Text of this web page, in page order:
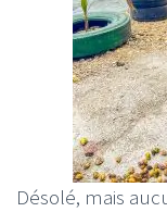
Désolé, mais